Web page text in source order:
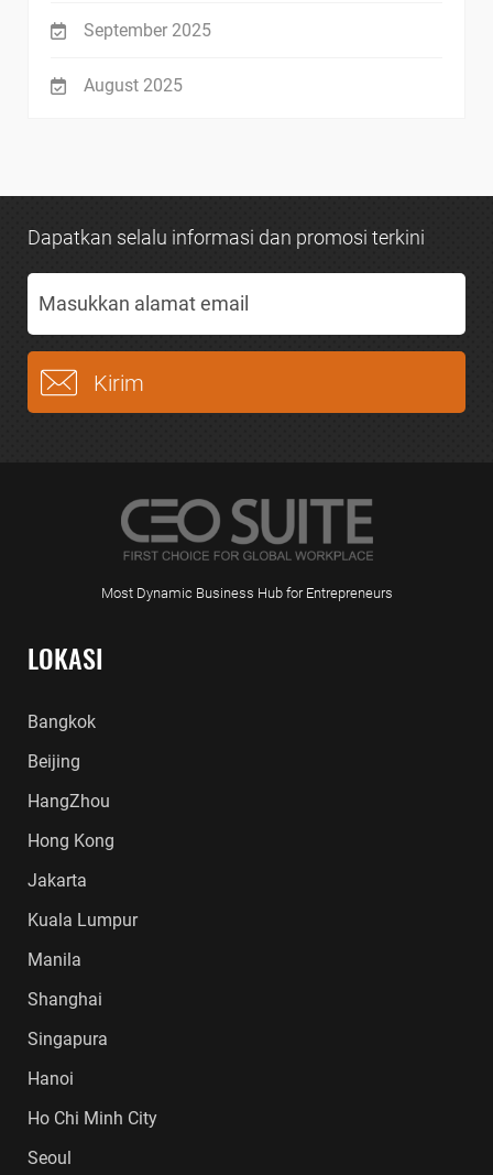
September 2025
August 2025
Dapatkan selalu informasi dan promosi terkini
Most Dynamic Business Hub for Entrepreneurs
LOKASI
Bangkok
Beijing
HangZhou
Hong Kong
Jakarta
Kuala Lumpur
Manila
Shanghai
Singapura
Hanoi
Ho Chi Minh City
Seoul